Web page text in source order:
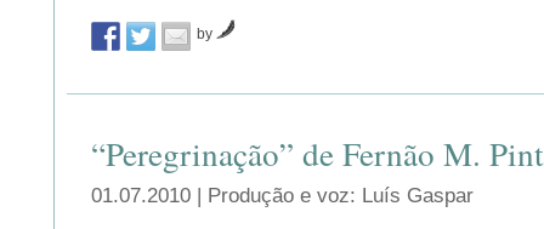
by
“Peregrinação” de Fernão M.
01.07.2010 | Produção e voz: Luís Gaspar